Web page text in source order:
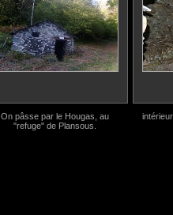
On pâsse par le Hougas, au
"refuge" de Plansous.